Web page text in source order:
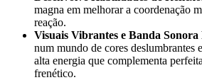
magna em melhorar a coordenação
reação.
Visuais Vibrantes e Banda Sonora
num mundo de cores deslumbrantes
alta energia que complementa
frenético.